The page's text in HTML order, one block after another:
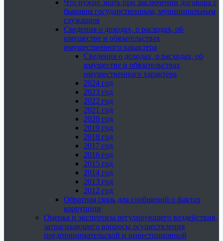
Что нужно знать при заключении договора с
бывшим государственным, муниципальным
служащим
Сведения о доходах, о расходах, об
имуществе и обязательствах
имущественного характера
Сведения о доходах, о расходах, об
имуществе и обязательствах
имущественного характера
2024 год
2023 год
2022 год
2021 год
2020 год
2019 год
2018 год
2017 год
2016 год
2015 год
2014 год
2013 год
2012 год
Обратная связь для сообщений о фактах
коррупции
Оценка и экспертиза регулирующего воздействия,
затрагивающего вопросы осуществления
предпринимательской и инвестиционной